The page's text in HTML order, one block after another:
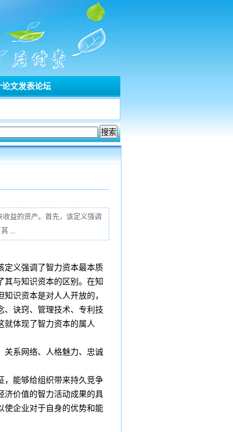
论文发表论坛
益的资产。首先，该定义强调
...
定义强调了智力资本最本质
其与知识资本的区别。在知
识资本是对人人开放的，
、诀窍、管理技术、专利技
就体现了智力资本的属人
关系网络、人格魅力、忠诚
能够给组织带来持久竞争
济价值的智力活动成果的具
使企业对于自身的优势和能